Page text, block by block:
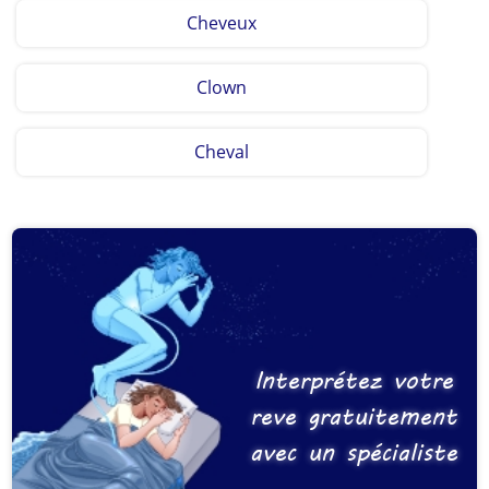
Cheveux
Clown
Cheval
Interprétez votre
reve gratuitement
avec un spécialiste